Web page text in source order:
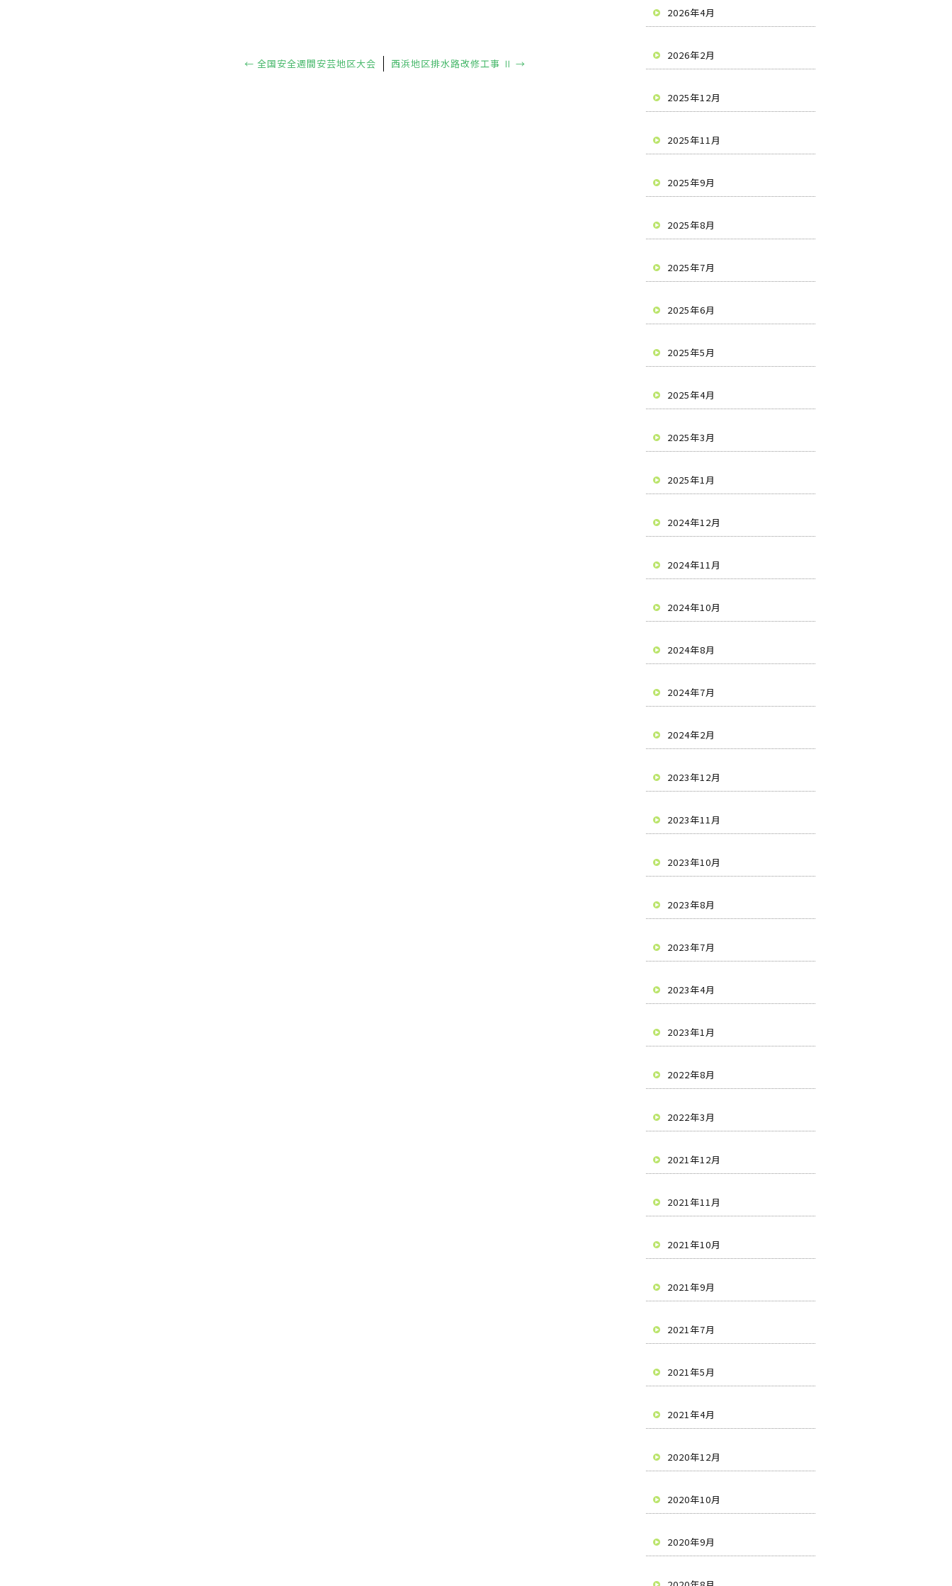
← 全国安全週間安芸地区大会 西浜地区排水路改修工事 Ⅱ →
2026年4月
2026年2月
2025年12月
2025年11月
2025年9月
2025年8月
2025年7月
2025年6月
2025年5月
2025年4月
2025年3月
2025年1月
2024年12月
2024年11月
2024年10月
2024年8月
2024年7月
2024年2月
2023年12月
2023年11月
2023年10月
2023年8月
2023年7月
2023年4月
2023年1月
2022年8月
2022年3月
2021年12月
2021年11月
2021年10月
2021年9月
2021年7月
2021年5月
2021年4月
2020年12月
2020年10月
2020年9月